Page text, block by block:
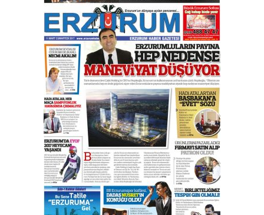
Bir fotoğraf, bir şehir, bir
gazeteci… Dizginler kimin
elinde?
31 Mart 2026 Salı
A. Berhan Yılmaz
BİR BÖLÜM DEĞİL, BİR ÖMÜR
SEÇİYORSUNUZ… “NEDEN
ATATÜRK ÜNİVERSİTESİ?”
28 Temmuz 2026 Salı
Ahmet Gökhan YAZICI
Ahmed Yesevi’den bir Alperen…
”Reisimiz” idi… Hakka yürüdü.!
26 Mart 2026 Perşembe
Cem Bakırcı
Ardında bıraktığı hatıralarıyla
gönül adamı Faruk Terzioğlu!
13 Mayıs 2026 Çarşamba